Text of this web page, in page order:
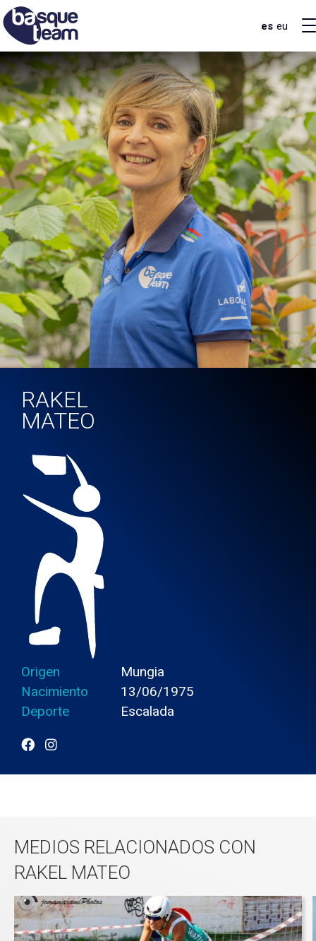
es eu
RAKEL
MATEO
Origen
Mungia
Nacimiento
13/06/1975
Deporte
Escalada
MEDIOS RELACIONADOS CON
RAKEL MATEO